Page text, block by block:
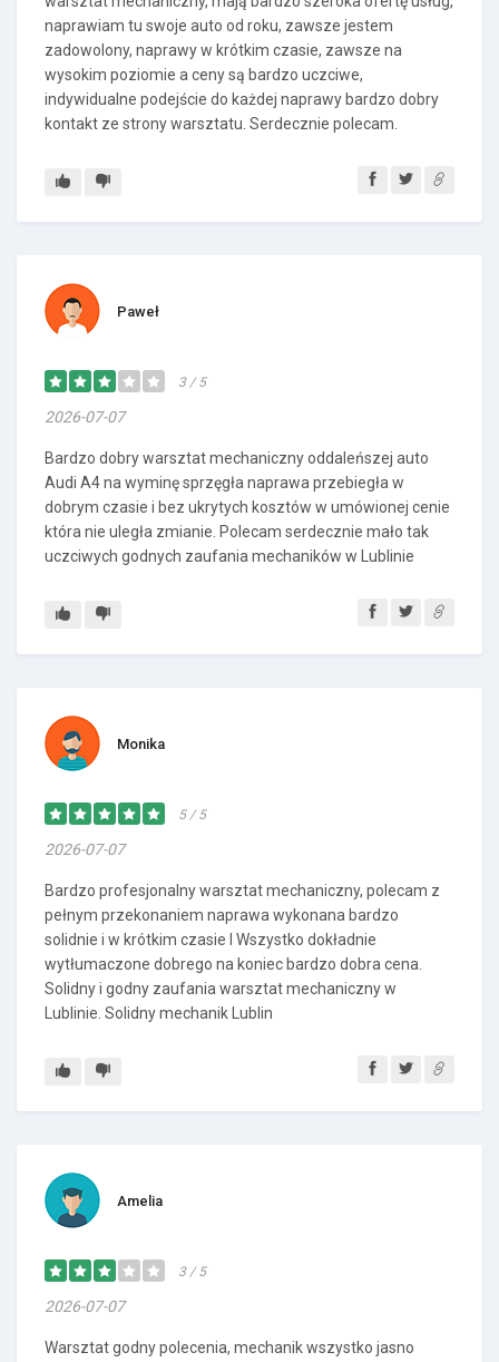
naprawiam tu swoje auto od roku, zawsze jestem
zadowolony, naprawy w krótkim czasie, zawsze na
wysokim poziomie a ceny są bardzo uczciwe,
indywidualne podejście do każdej naprawy bardzo dobry
kontakt ze strony warsztatu. Serdecznie polecam.
Paweł
3 / 5
2026-07-07
Bardzo dobry warsztat mechaniczny oddaleńszej auto
Audi A4 na wyminę sprzęgła naprawa przebiegła w
dobrym czasie i bez ukrytych kosztów w umówionej cenie
która nie uległa zmianie. Polecam serdecznie mało tak
uczciwych godnych zaufania mechaników w Lublinie
Monika
5 / 5
2026-07-07
Bardzo profesjonalny warsztat mechaniczny, polecam z
pełnym przekonaniem naprawa wykonana bardzo
solidnie i w krótkim czasie l Wszystko dokładnie
wytłumaczone dobrego na koniec bardzo dobra cena.
Solidny i godny zaufania warsztat mechaniczny w
Lublinie. Solidny mechanik Lublin
Amelia
3 / 5
2026-07-07
Warsztat godny polecenia, mechanik wszystko jasno